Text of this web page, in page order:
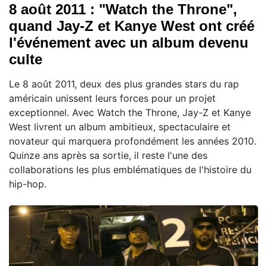
8 août 2011 : "Watch the Throne",
quand Jay-Z et Kanye West ont créé
l'événement avec un album devenu
culte
Le 8 août 2011, deux des plus grandes stars du rap
américain unissent leurs forces pour un projet
exceptionnel. Avec Watch the Throne, Jay-Z et Kanye
West livrent un album ambitieux, spectaculaire et
novateur qui marquera profondément les années 2010.
Quinze ans après sa sortie, il reste l'une des
collaborations les plus emblématiques de l'histoire du
hip-hop.